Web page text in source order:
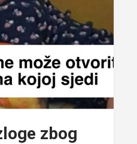
zbog